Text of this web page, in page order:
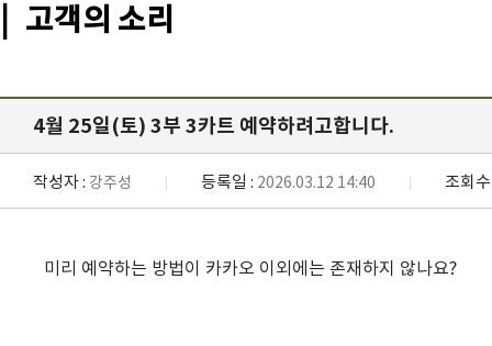
고객의 소리
4월 25일(토) 3부 3카트 예약하려고합니다.
작성자 : 강주성 등록일 : 2026.03.12 14:40 조회
미리 예약하는 방법이 카카오 이외에는 존재하지 않나요?